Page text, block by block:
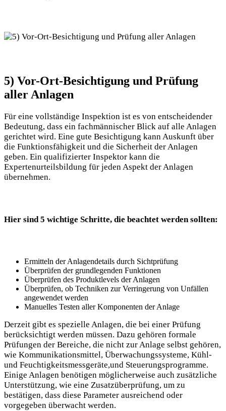
5) Vor-Ort-Besichtigung und Prüfung
aller ‍Anlagen
Für eine vollständige Inspektion‍ ist ⁢es von entscheidender
Bedeutung,​ dass ein fachmännischer Blick auf alle Anlagen‌
gerichtet wird. Eine‍ gute ‌Besichtigung⁢ kann Auskunft über‍
die Funktionsfähigkeit und die Sicherheit der Anlagen
geben. Ein ‌qualifizierter Inspektor kann die
⁢Expertenurteilsbildung⁢ für jeden Aspekt der Anlagen
übernehmen.
Hier sind 5 wichtige ⁣Schritte, die beachtet werden sollten:
Ermitteln der Anlagendetails durch ⁤Sichtprüfung
Überprüfen der​ grundlegenden‌ Funktionen
Überprüfen des Produktlevels der Anlagen
Überprüfen, ob Techniken zur Verringerung ​von Unfällen
angewendet werden
Manuelles Testen aller Komponenten ‌der Anlage
Derzeit gibt es spezielle ⁣Anlagen, die ⁤bei einer Prüfung
berücksichtigt werden müssen.⁤ Dazu gehören formale
Prüfungen der Bereiche, die nicht zur Anlage selbst gehören,
wie Kommunikationsmittel, Überwachungssysteme, Kühl-
und Feuchtigkeitsmessgeräte,und ⁤Steuerungsprogramme.
Einige Anlagen benötigen möglicherweise​ auch zusätzliche
Unterstützung, wie ⁤eine Zusatzüberprüfung, um zu
bestätigen, dass diese⁣ Parameter ausreichend oder
vorgegeben überwacht werden.